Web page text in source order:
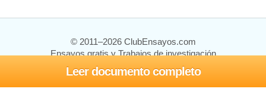
Leer documento completo
© 2011–2026 ClubEnsayos.com
Ensayos gratis y Trabajos de investigación